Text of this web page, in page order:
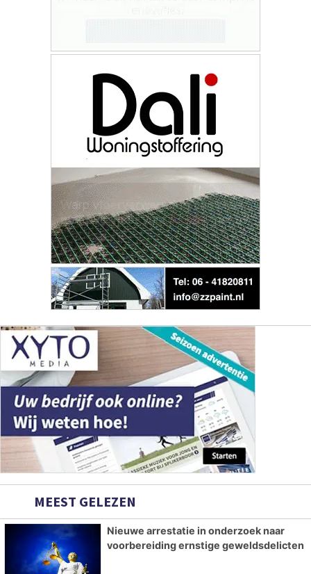
MEEST GELEZEN
Nieuwe arrestatie in onderzoek naar
voorbereiding ernstige geweldsdelicten